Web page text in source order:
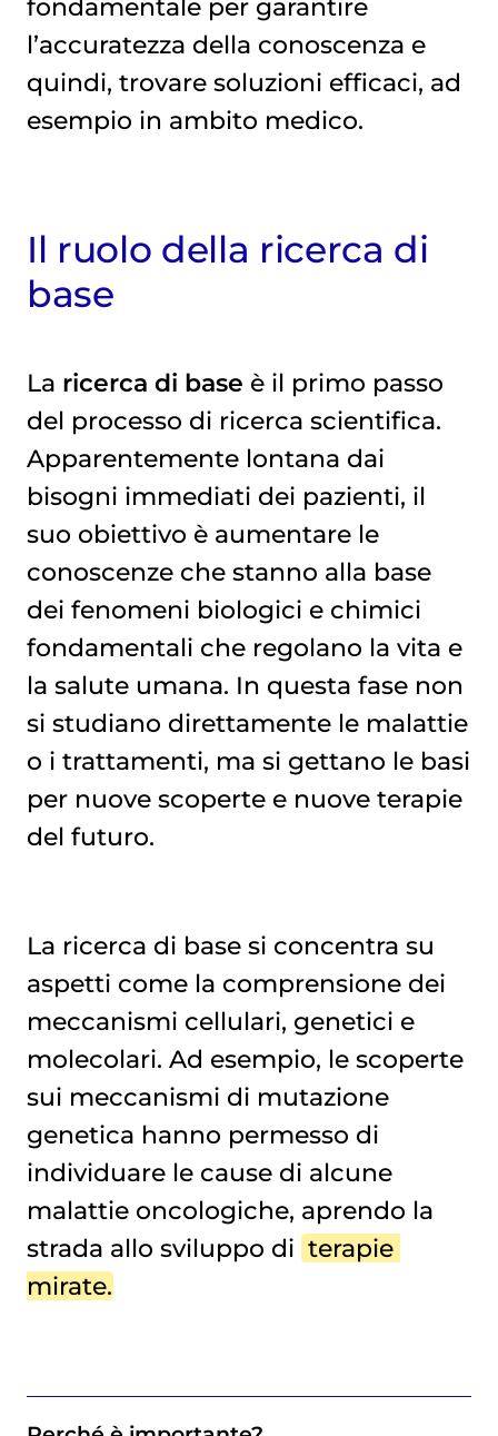
fondamentale per garantire
l’accuratezza della conoscenza e
quindi, trovare soluzioni efficaci, ad
esempio in ambito medico.
Il ruolo della ricerca di
base
La ricerca di base è il primo passo
del processo di ricerca scientifica.
Apparentemente lontana dai
bisogni immediati dei pazienti, il
suo obiettivo è aumentare le
conoscenze che stanno alla base
dei fenomeni biologici e chimici
fondamentali che regolano la vita e
la salute umana. In questa fase non
si studiano direttamente le malattie
o i trattamenti, ma si gettano le basi
per nuove scoperte e nuove terapie
del futuro.
La ricerca di base si concentra su
aspetti come la comprensione dei
meccanismi cellulari, genetici e
molecolari. Ad esempio, le scoperte
sui meccanismi di mutazione
genetica hanno permesso di
individuare le cause di alcune
malattie oncologiche, aprendo la
strada allo sviluppo di terapie
mirate.